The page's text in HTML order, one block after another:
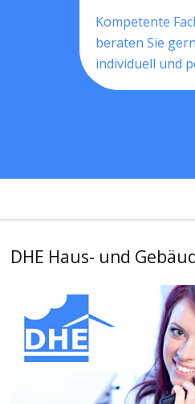
Kompetente
beraten Sie
individuell und
DHE Haus- und